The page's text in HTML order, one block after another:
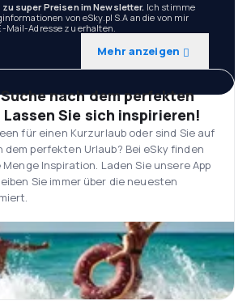
super Preisen im Newsletter. Ich stimme
von eSky.pl S.A an die von mir
Mail-Adresse zu erhalten.
Mehr anzeigen
nach dem perfekten
Lassen Sie sich inspirieren!
für einen Kurzurlaub oder sind Sie auf
dem perfekten Urlaub? Bei eSky finden
Inspiration. Laden Sie unsere App
Sie immer über die neuesten